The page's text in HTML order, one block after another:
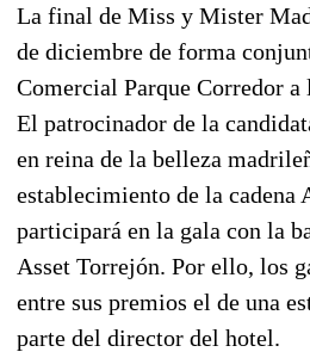
La final de Miss y Mister
de diciembre de forma
Comercial Parque Corredor
El patrocinador de la
en reina de la belleza
establecimiento de la cadena
participará en la gala con la
Asset Torrejón. Por ello, los
entre sus premios el de una
parte del director del hotel.